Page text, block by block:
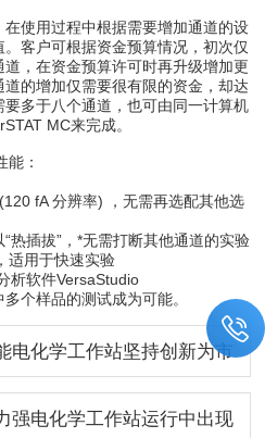
使用过程中根据需要增加通道的设
客户可根据资金预算情况，初次仅
，在资金预算许可时再升级增加更
的增加仅需要很有限的资金，却达
多于八个通道，也可由同一计算机
MC来完成。
：
fA 分辨率) ，无需再选配其他选
热插拔”，*无需打断其他通道的实验
适用于快速实验
析软件VersaStudio
个样品的测试成为可能。
电化学工作站坚持创新为市
强电化学工作站运行中出现